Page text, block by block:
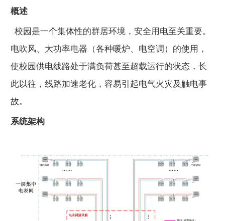
概述
校园是一个集体性的群居环境，安全用电至关重要。
电吹风、大功率电器（各种暖炉、电空调）的使用，
使校园供电线路处于满负荷甚至超载运行的状态，长
此以往，线路加速老化，容易引起电气火灾及触电事
故。
系统架构